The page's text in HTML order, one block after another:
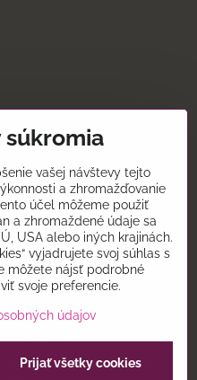
osobných údajov
vašej návštevy tejto
a zhromažďovanie
účel môžeme použiť
a zhromaždené údaje sa
USA alebo iných krajinách.
vyjadrujete svoj súhlas s
môžete nájsť podrobné
svoje preferencie.
údajov
Prijať všetky cookies